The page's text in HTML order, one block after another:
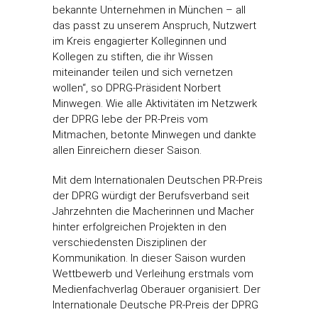
bekannte Unternehmen in München – all
das passt zu unserem Anspruch, Nutzwert
im Kreis engagierter Kolleginnen und
Kollegen zu stiften, die ihr Wissen
miteinander teilen und sich vernetzen
wollen“, so DPRG-Präsident Norbert
Minwegen. Wie alle Aktivitäten im Netzwerk
der DPRG lebe der PR-Preis vom
Mitmachen, betonte Minwegen und dankte
allen Einreichern dieser Saison.
Mit dem Internationalen Deutschen PR-Preis
der DPRG würdigt der Berufsverband seit
Jahrzehnten die Macherinnen und Macher
hinter erfolgreichen Projekten in den
verschiedensten Disziplinen der
Kommunikation. In dieser Saison wurden
Wettbewerb und Verleihung erstmals vom
Medienfachverlag Oberauer organisiert. Der
Internationale Deutsche PR-Preis der DPRG